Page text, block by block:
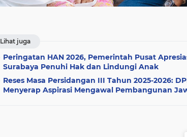
Lihat juga
Peringatan HAN 2026, Pemerintah Pusat
Surabaya Penuhi Hak dan Lindungi Anak
Reses Masa Persidangan III Tahun 2025-2026:
Menyerap Aspirasi Mengawal Pembangunan